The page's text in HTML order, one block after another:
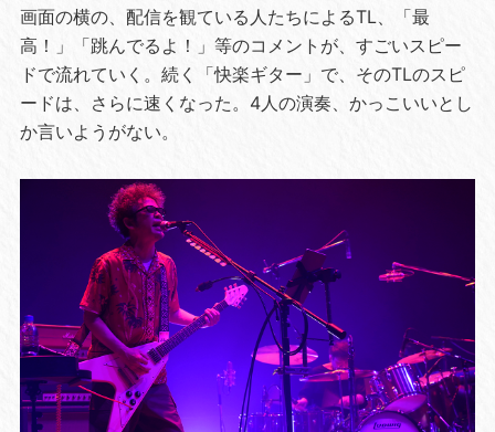
画面の横の、配信を観ている人たちによるTL、「最
高！」「跳んでるよ！」等のコメントが、すごいスピー
ドで流れていく。続く「快楽ギター」で、そのTLのスピ
ードは、さらに速くなった。4人の演奏、かっこいいとし
か言いようがない。